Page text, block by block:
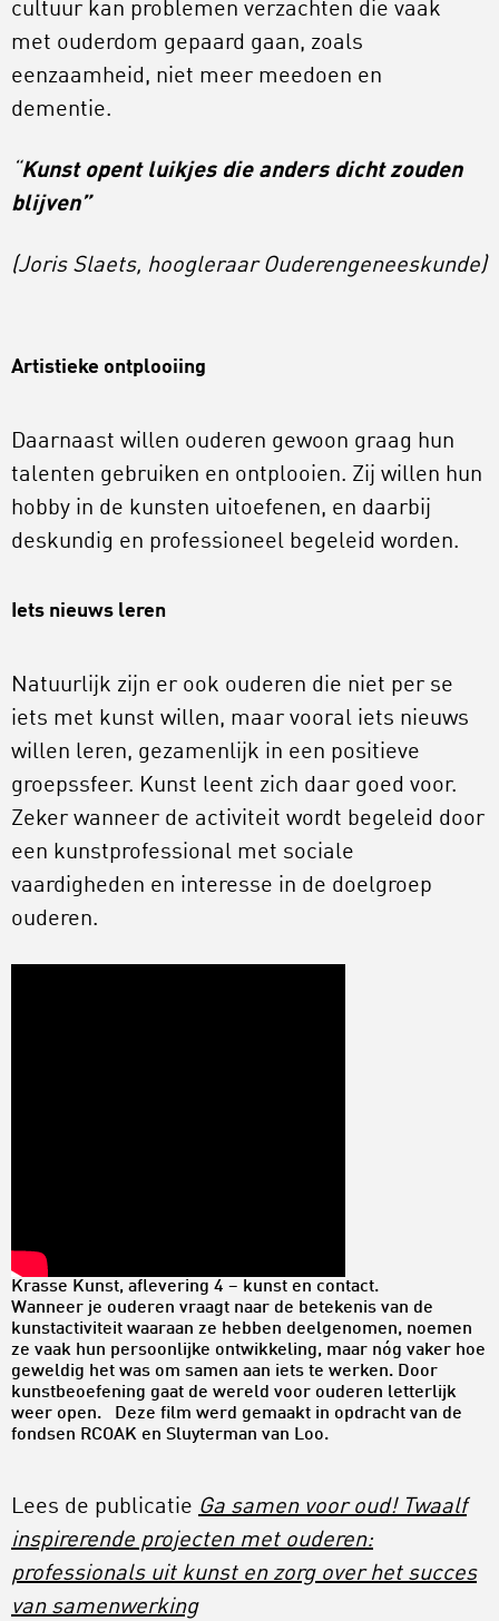
cultuur kan problemen verzachten die vaak
met ouderdom gepaard gaan, zoals
eenzaamheid, niet meer meedoen en
dementie.
Kunst opent luikjes die anders dicht zouden
blijven”
(Joris Slaets, hoogleraar Ouderengeneeskunde)
Artistieke ontplooiing
Daarnaast willen ouderen gewoon graag hun
talenten gebruiken en ontplooien. Zij willen hun
hobby in de kunsten uitoefenen, en daarbij
deskundig en professioneel begeleid worden.
Iets nieuws leren
Natuurlijk zijn er ook ouderen die niet per se
iets met kunst willen, maar vooral iets nieuws
willen leren, gezamenlijk in een positieve
groepssfeer. Kunst leent zich daar goed voor.
Zeker wanneer de activiteit wordt begeleid door
een kunstprofessional met sociale
vaardigheden en interesse in de doelgroep
ouderen.
Krasse Kunst, aflevering 4 – kunst en contact.
Wanneer je ouderen vraagt naar de betekenis van de
kunstactiviteit waaraan ze hebben deelgenomen, noemen
ze vaak hun persoonlijke ontwikkeling, maar nóg vaker hoe
geweldig het was om samen aan iets te werken. Door
kunstbeoefening gaat de wereld voor ouderen letterlijk
weer open. Deze film werd gemaakt in opdracht van de
fondsen RCOAK en Sluyterman van Loo.
Lees de publicatie Ga samen voor oud! Twaalf
inspirerende projecten met ouderen:
professionals uit kunst en zorg over het succes
van samenwerking